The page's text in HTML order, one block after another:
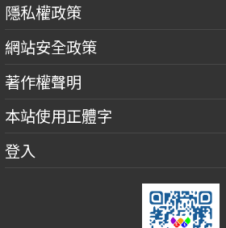
隱私權政策
網站安全政策
著作權聲明
本站使用正體字
登入